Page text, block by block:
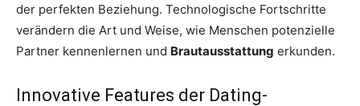
der perfekten Beziehung. Technologische Fortschritte
verändern die Art und Weise, wie Menschen potenzielle
Partner kennenlernen und Brautausstattung erkunden.
Innovative Features der Dating-